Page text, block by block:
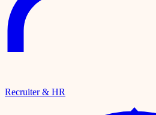
Recruiter & HR